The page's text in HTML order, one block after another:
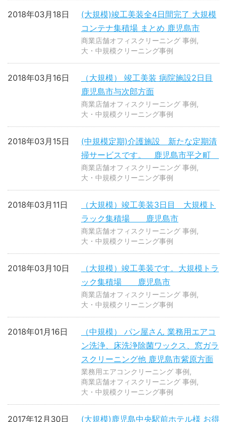
(大規模)竣工美装全4日間完了 大規模
コンテナ集積場 まとめ 鹿児島市
2018年03月18日
商業店舗オフィスクリーニング 事例
大・中規模クリーニング事例
（大規模） 竣工美装 病院施設2日目
鹿児島市与次郎方面
2018年03月16日
商業店舗オフィスクリーニング 事例
大・中規模クリーニング事例
(中規模定期)介護施設 新たな定期清
掃サービスです。 鹿児島市平之町
2018年03月15日
商業店舗オフィスクリーニング 事例
大・中規模クリーニング事例
（大規模）竣工美装3日目 大規模ト
ラック集積場 鹿児島市
2018年03月11日
商業店舗オフィスクリーニング 事例
大・中規模クリーニング事例
（大規模）竣工美装です。大規模トラ
ック集積場 鹿児島市
2018年03月10日
商業店舗オフィスクリーニング 事例
大・中規模クリーニング事例
（中規模） パン屋さん 業務用エアコ
ン洗浄、床洗浄除菌ワックス、窓ガラ
スクリーニング他 鹿児島市紫原方面
2018年01月16日
業務用エアコンクリーニング 事例
商業店舗オフィスクリーニング 事例
大・中規模クリーニング事例
(大規模)鹿児島中央駅前ホテル様 お得
2017年12月30日